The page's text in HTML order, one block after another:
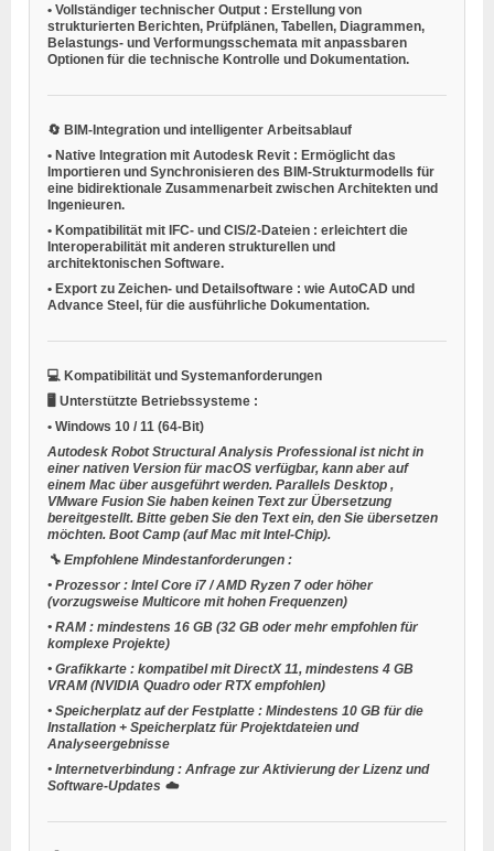
• Vollständiger technischer Output : Erstellung von
strukturierten Berichten, Prüfplänen, Tabellen, Diagrammen,
Belastungs- und Verformungsschemata mit anpassbaren
Optionen für die technische Kontrolle und Dokumentation.
🔄 BIM-Integration und intelligenter Arbeitsablauf
• Native Integration mit Autodesk Revit : Ermöglicht das
Importieren und Synchronisieren des BIM-Strukturmodells für
eine bidirektionale Zusammenarbeit zwischen Architekten und
Ingenieuren.
• Kompatibilität mit IFC- und CIS/2-Dateien : erleichtert die
Interoperabilität mit anderen strukturellen und
architektonischen Software.
• Export zu Zeichen- und Detailsoftware : wie AutoCAD und
Advance Steel, für die ausführliche Dokumentation.
💻 Kompatibilität und Systemanforderungen
🖥️ Unterstützte Betriebssysteme :
• Windows 10 / 11 (64-Bit)
Autodesk Robot Structural Analysis Professional ist nicht in
einer nativen Version für macOS verfügbar, kann aber auf
einem Mac über ausgeführt werden. Parallels Desktop ,
VMware Fusion Sie haben keinen Text zur Übersetzung
bereitgestellt. Bitte geben Sie den Text ein, den Sie übersetzen
möchten. Boot Camp (auf Mac mit Intel-Chip).
🔧 Empfohlene Mindestanforderungen :
• Prozessor : Intel Core i7 / AMD Ryzen 7 oder höher
(vorzugsweise Multicore mit hohen Frequenzen)
• RAM : mindestens 16 GB (32 GB oder mehr empfohlen für
komplexe Projekte)
• Grafikkarte : kompatibel mit DirectX 11, mindestens 4 GB
VRAM (NVIDIA Quadro oder RTX empfohlen)
• Speicherplatz auf der Festplatte : Mindestens 10 GB für die
Installation + Speicherplatz für Projektdateien und
Analyseergebnisse
• Internetverbindung : Anfrage zur Aktivierung der Lizenz und
Software-Updates ☁️